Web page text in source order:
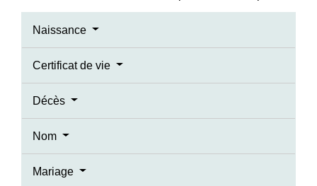
Naissance
Certificat de vie
Décès
Nom
Mariage